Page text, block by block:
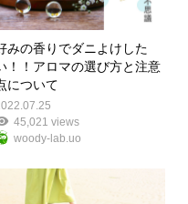
みの香りでダニよけした
！！アロマの選び方と注意
について
45,021 views
woody-lab.uo